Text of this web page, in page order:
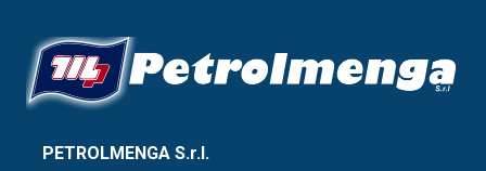
PETROLMENGA S.r.l.